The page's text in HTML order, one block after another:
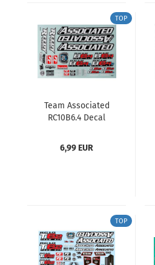
TOP
Team Associated
RC10B6.4 Decal
6,99 EUR
TOP